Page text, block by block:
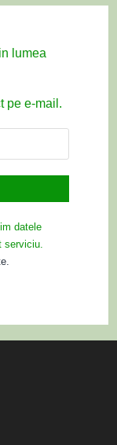
lumea
pe e-mail.
datele
serviciu.